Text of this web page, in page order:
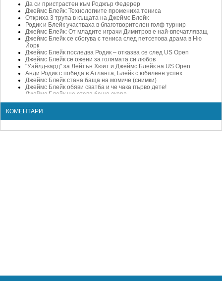
Да си пристрастен към Роджър Федерер
Джеймс Блейк: Технологиите промениха тениса
Откриха 3 трупа в къщата на Джеймс Блейк
Родик и Блейк участваха в благотворителен голф турнир
Джеймс Блейк: От младите играчи Димитров е най-впечатляващ
Джеймс Блейк се сбогува с тениса след петсетова драма в Ню
Йорк
Джеймс Блейк последва Родик – отказва се след US Open
Джеймс Блейк се ожени за голямата си любов
"Уайлд-кард" за Лейтън Хюит и Джеймс Блейк на US Open
Анди Родик с победа в Атланта, Блейк с юбилеен успех
Джеймс Блейк стана баща на момиче (снимки)
Джеймс Блейк обяви сватба и че чака първо дете!
Джеймс Блейк ще става баща скоро
Давиденко най-после намери начин да победи Джеймс Блейк
Джеймс Блейк отказа Australian Open за ЧРД
Джеймс Блейк се сгоди
Джеймс Блейк с благотворително събитие в памет на баща си
Налбандян: Имам нужда от практика
Джеймс Блейк прекратява кариерата си
КОМЕНТАРИ